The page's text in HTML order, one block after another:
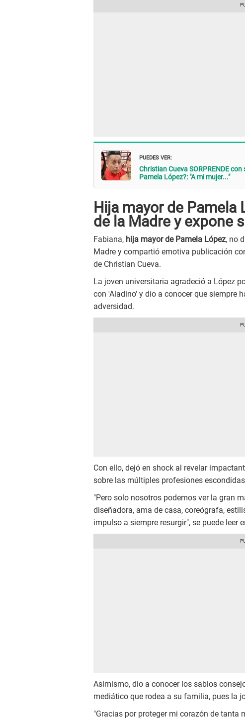
PUEDES VER:
Christian Cueva SORPRENDE
Pamela López?: "A mi mujer..."
Hija mayor de Pamela
de la Madre y expone
Fabiana, hija mayor de Pamela López, no
Madre y compartió emotiva publicación
de Christian Cueva.
La joven universitaria agradeció a López
con 'Aladino' y dio a conocer que siempre
adversidad.
Con ello, dejó en shock al revelar
sobre las múltiples profesiones
"Pero solo nosotros podemos ver la gran
diseñadora, ama de casa, coreógrafa,
impulso a siempre resurgir", se puede leer
Asimismo, dio a conocer los sabios
mediático que rodea a su familia, pues la
"Gracias por proteger mi corazón de tanta